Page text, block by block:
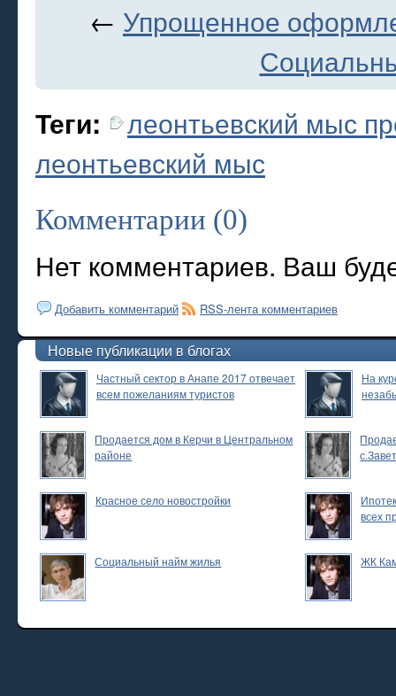
← Упрощенное
Теги:
леонтьевский мыс
леонтьевский мыс
Комментарии (0)
Нет комментариев. Ваш
Добавить комментарий RSS-лента комментариев
Новые публикации в блогах
Частный сектор в Анапе 2017 отвечает
всем пожеланиям туристов
На
Продается дом в Керчи в Центральном
районе
Красное село новостройки
всех
Социальный найм жилья ЖК